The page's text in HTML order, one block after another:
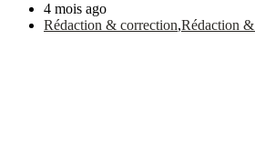
4 mois ago
Rédaction & correction,Rédaction